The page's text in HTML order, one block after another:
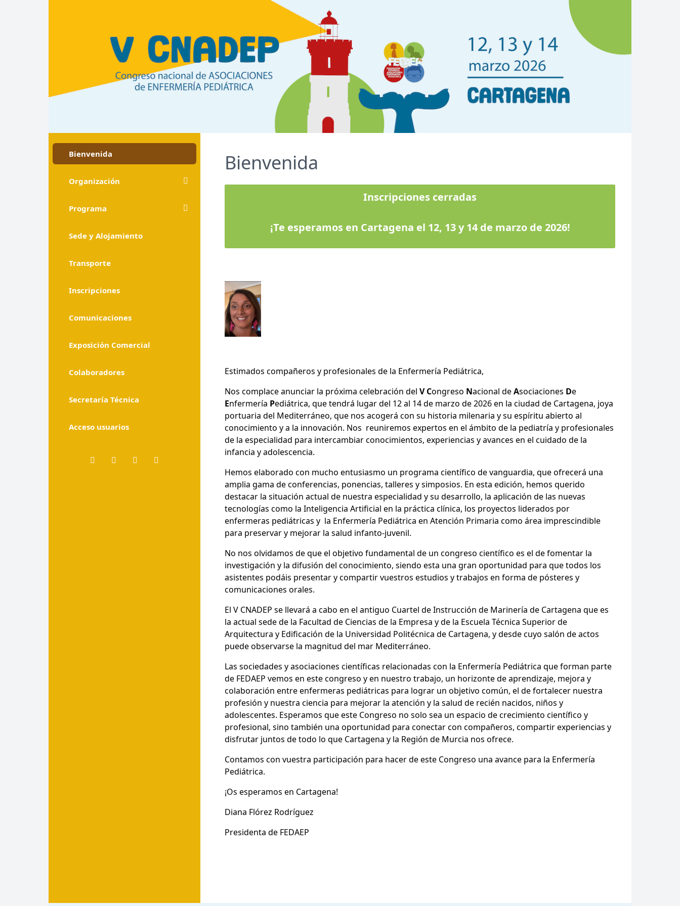
Bienvenida
Organización
Programa
Sede y Alojamiento
Transporte
Inscripciones
Comunicaciones
Exposición Comercial
Colaboradores
Secretaría Técnica
Acceso usuarios
Bienvenida
Inscripciones cerradas
¡Te esperamos en Cartagena el 12, 13 y 14 de marzo de 2026!
Estimados compañeros y profesionales de la Enfermería Pediátrica,
Nos complace anunciar la próxima celebración del V Congreso Nacional deAsociaciones De
Enfermería Pediátrica, que tendrá lugar del 12 al 14 de marzo de 2026 en la ciudad de Cartagena, joya
portuaria del Mediterráneo, que nos acogerá con su historia milenaria y su espíritu abierto al
conocimiento y a la innovación. Nos reuniremos expertos en el ámbito de la pediatría y profesionales
de la especialidad para intercambiar conocimientos, experiencias y avances en el cuidado de la
infancia y adolescencia.
Hemos elaborado con mucho entusiasmo un programa científico de vanguardia, que ofrecerá una
amplia gama de conferencias, ponencias, talleres y simposios. En esta edición, hemos querido
destacar la situación actual de nuestra especialidad y su desarrollo, la aplicación de las nuevas
tecnologías como la Inteligencia Artificial en la práctica clínica, los proyectos liderados por
enfermeras pediátricas y la Enfermería Pediátrica en Atención Primaria como área imprescindible
para preservar y mejorar la salud infanto-juvenil.
No nos olvidamos de que el objetivo fundamental de un congreso científico es el de fomentar la
investigación y la difusión del conocimiento, siendo esta una gran oportunidad para que todos los
asistentes podáis presentar y compartir vuestros estudios y trabajos en forma de pósteres y
comunicaciones orales.
El V CNADEP se llevará a cabo en el antiguo Cuartel de Instrucción de Marinería de Cartagena que es
la actual sede de la Facultad de Ciencias de la Empresa y de la Escuela Técnica Superior de
Arquitectura y Edificación de la Universidad Politécnica de Cartagena, y desde cuyo salón de actos
puede observarse la magnitud del mar Mediterráneo.
Las sociedades y asociaciones científicas relacionadas con la Enfermería Pediátrica que forman parte
de FEDAEP vemos en este congreso y en nuestro trabajo, un horizonte de aprendizaje, mejora y
colaboración entre enfermeras pediátricas para lograr un objetivo común, el de fortalecer nuestra
profesión y nuestra ciencia para mejorar la atención y la salud de recién nacidos, niños y
adolescentes. Esperamos que este Congreso no solo sea un espacio de crecimiento científico y
profesional, sino también una oportunidad para conectar con compañeros, compartir experiencias y
disfrutar juntos de todo lo que Cartagena y la Región de Murcia nos ofrece.
Contamos con vuestra participación para hacer de este Congreso una avance para la Enfermería
Pediátrica.
¡Os esperamos en Cartagena!
Diana Flórez Rodríguez
Presidenta de FEDAEP